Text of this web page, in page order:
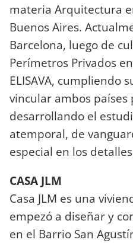
materia Arquitectura
Buenos Aires.
Barcelona, luego de
Perímetros Privados
ELISAVA, cumpliendo
vincular ambos
desarrollando el
atemporal, de
especial en los
CASA JLM
Casa JLM es una
empezó a diseñar y
en el Barrio San